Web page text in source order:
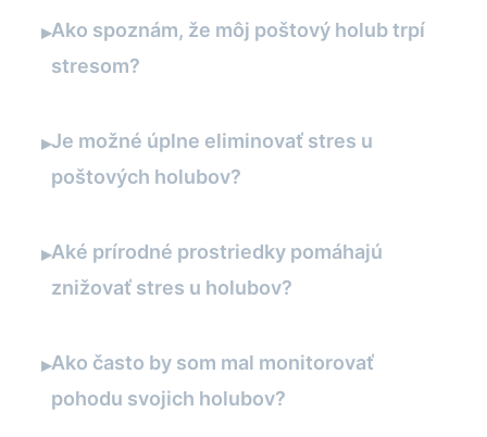
▸Ako spoznám, že môj poštový holub trpí
stresom?
▸Je možné úplne eliminovať stres u
poštových holubov?
▸Aké prírodné prostriedky pomáhajú
znižovať stres u holubov?
▸Ako často by som mal monitorovať
pohodu svojich holubov?